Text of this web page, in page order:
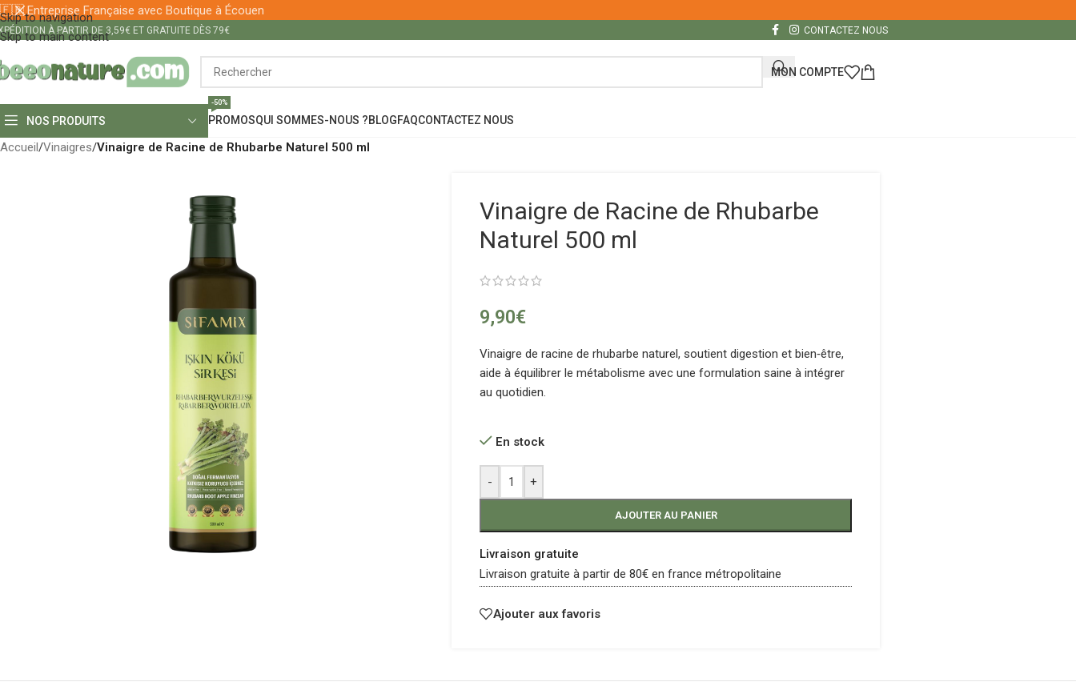
Skip to navigation
Skip to main content
🇫🇷 Entreprise Française avec Boutique à Écouen
À PARTIR DE 3,59€ ET GRATUITE DÈS 79€ CONTACTEZ NOUS
MON COMPTE
NOS PRODUITS PROMOS
-50%
QUI SOMMES-NOUS ?BLOGFAQCONTACTEZ NOUS
Accueil/Vinaigres/Vinaigre de Racine de Rhubarbe Naturel 500 ml
Vinaigre de Racine de Rhubarbe
Naturel 500 ml
9,90€
Vinaigre de racine de rhubarbe naturel, soutient digestion et bien‑être,
aide à équilibrer le métabolisme avec une formulation saine à intégrer
au quotidien.
En stock
- +
AJOUTER AU PANIER
Livraison gratuite
Livraison gratuite à partir de 80€ en france métropolitaine
Ajouter aux favoris